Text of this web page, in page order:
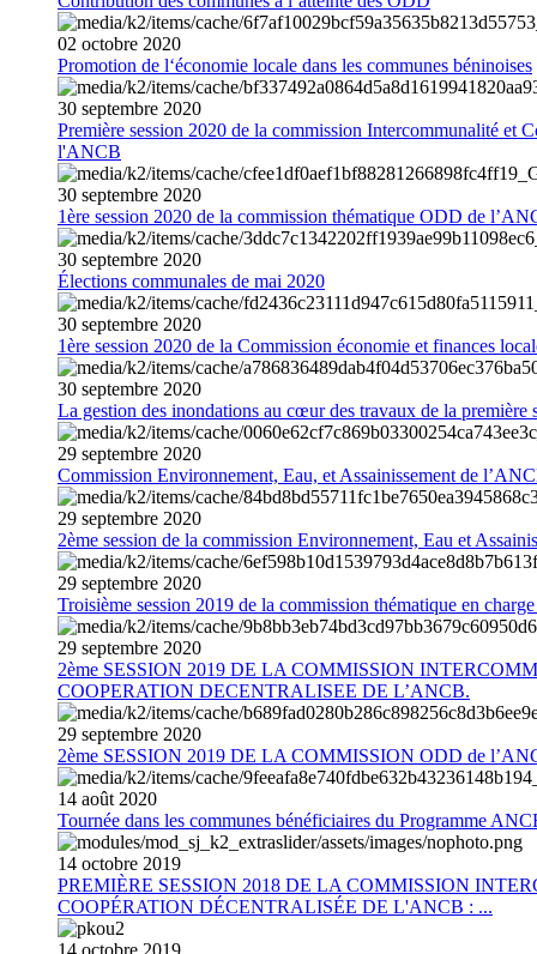
02 octobre 2020
Promotion de l‘économie locale dans les communes béninoises
30 septembre 2020
Première session 2020 de la commission Intercommunalité et
l'ANCB
30 septembre 2020
1ère session 2020 de la commission thématique ODD de
30 septembre 2020
Élections communales de mai 2020
30 septembre 2020
1ère session 2020 de la Commission économie et finances
30 septembre 2020
La gestion des inondations au cœur des travaux de la première
29 septembre 2020
Commission Environnement, Eau, et Assainissement de
29 septembre 2020
2ème session de la commission Environnement, Eau et
29 septembre 2020
Troisième session 2019 de la commission thématique en
29 septembre 2020
2ème SESSION 2019 DE LA COMMISSION
COOPERATION DECENTRALISEE DE L’ANCB.
29 septembre 2020
2ème SESSION 2019 DE LA COMMISSION ODD de
14 août 2020
Tournée dans les communes bénéficiaires du Programme
14 octobre 2019
PREMIÈRE SESSION 2018 DE LA COMMISSION
COOPÉRATION DÉCENTRALISÉE DE L'ANCB : ...
14 octobre 2019